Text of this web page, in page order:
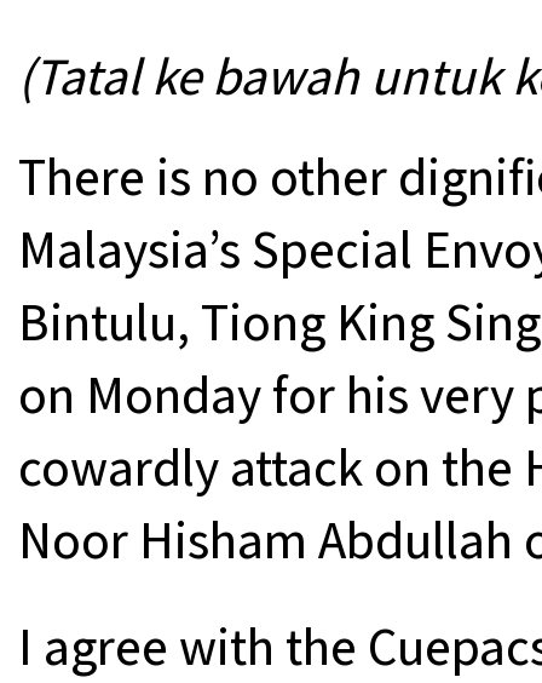
(Tatal ke bawah untuk
There is no other
Malaysia’s Special
Bintulu, Tiong King
on Monday for his
cowardly attack on the
Noor Hisham Abdullah
I agree with the